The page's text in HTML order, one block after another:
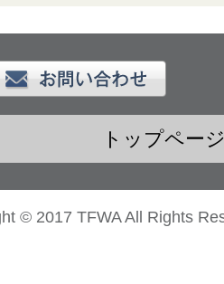
トップペー
© 2017 TFWA All Rights